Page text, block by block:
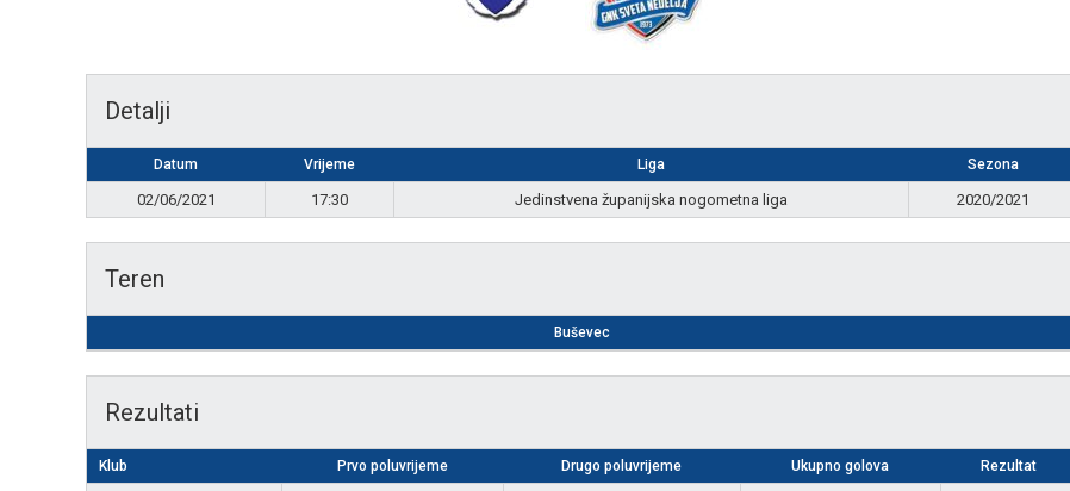
Detalji
Datum Vrijeme Liga Sezona
02/06/2021 17:30 Jedinstvena županijska nogometna liga 2020/2021
Teren
Buševec
Rezultati
Klub Prvo poluvrijeme Drugo poluvrijeme Ukupno golova Rezultat